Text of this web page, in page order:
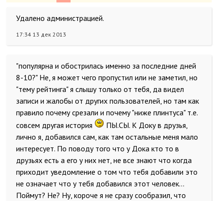
Удалено администрацией.
17:34 13 дек 2013
"популярна и обострилась именно за последние дней
8-10?" Не, я может чего пропустил или не заметил, но
"тему рейтинга" я слышу только от тебя, да видел
записи и жалобы от других пользователей, но там как
правило почему срезали и почему "ниже плинтуса" т.е.
совсем другая история
ПЫ.СЫ. К Доку в друзья,
лично я, добавился сам, как там остальные меня мало
интересует. По поводу того что у Дока кто то в
друзьях есть а его у них нет, не все знают что когда
приходит уведомление о том что тебя добавили это
не означает что у тебя добавился этот человек...
Поймут? Не? Ну, короче я не сразу сообразил, что